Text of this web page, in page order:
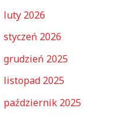
luty 2026
styczeń 2026
grudzień 2025
listopad 2025
październik 2025